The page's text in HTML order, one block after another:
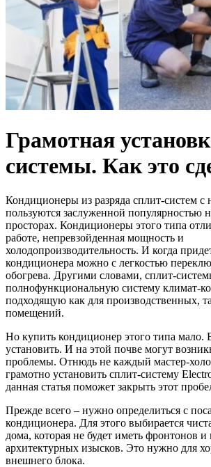
Грамотная
системы. Как это
Кондиционеры из разряда сплит-систем с
пользуются заслуженной популярностью
просторах. Кондиционеры этого типа
работе, непревзойденная мощность и
холодопроизводительность. И когда
кондиционера можно с легкостью
обогрева. Другими словами, сплит-
полнофункциональную систему климат-
подходящую как для производственных,
помещений.
Но купить кондиционер этого типа мало.
установить. И на этой почве могут
проблемы. Отнюдь не каждый мастер-
грамотно установить сплит-систему
данная статья поможет закрыть этот
Прежде всего – нужно определиться с
кондиционера. Для этого выбирается
дома, которая не будет иметь фронтонов и
архитектурных изысков. Это нужно для
внешнего блока.